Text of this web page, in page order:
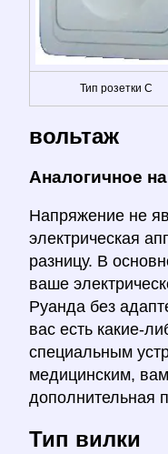
Тип розетки C
вольтаж
Аналогичное
Напряжение не
электрическая
разницу. В
ваше
Руанда без
вас есть какие-
специальным
медицинским,
дополнительная
Тип вилки